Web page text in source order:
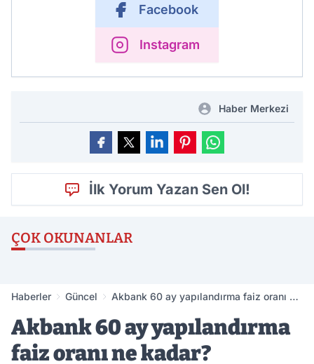
Facebook
Instagram
Haber Merkezi
İlk Yorum Yazan Sen Ol!
ÇOK OKUNANLAR
Haberler Güncel
Akbank 60 ay yapılandırma faiz oranı ne
Akbank 60 ay yapılandırma
faiz oranı ne kadar?